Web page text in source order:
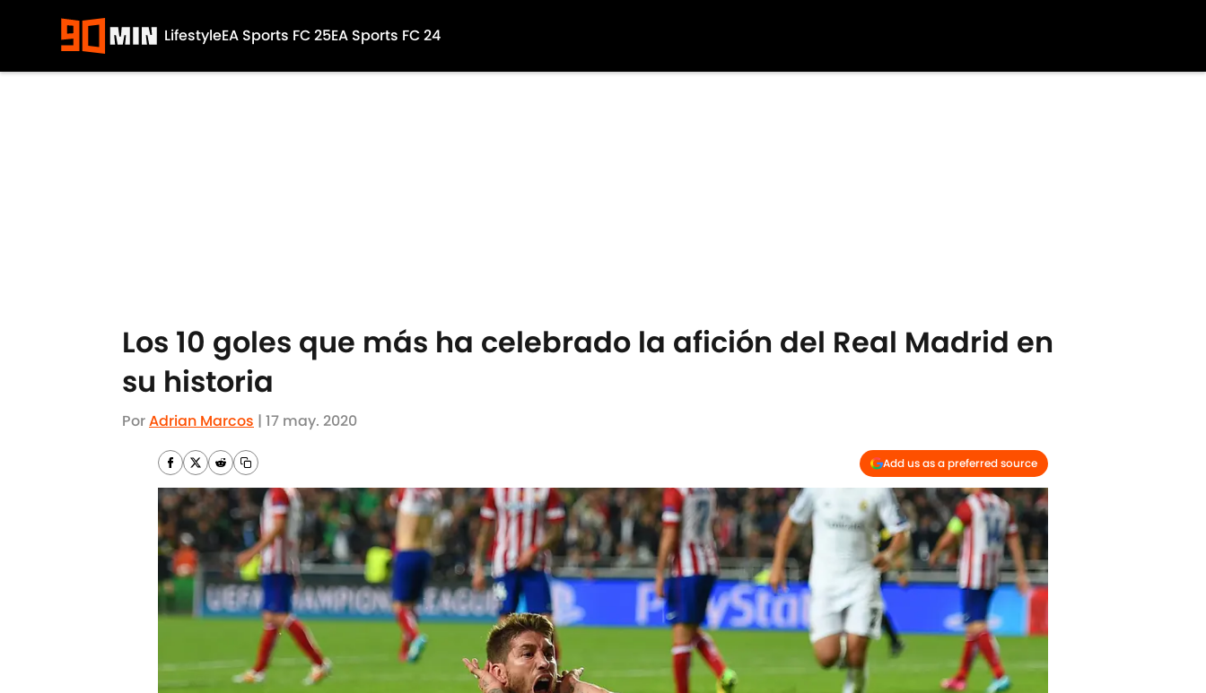
LifestyleEA Sports FC 25EA Sports FC 24
Los 10 goles que más ha celebrado la afición del Real Madrid en
su historia
PorAdrian Marcos | 17 may. 2020
Add us as a preferred source